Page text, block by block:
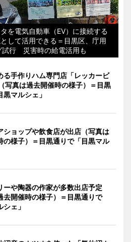
を電気自動車（EV）に接続する
して活用できる＝目黒区、庁用
試行 災害時の給電活用も
る手作りハム専門店「レッカービ
写真は過去開催時の様子）＝目黒
マルシェ」
ショップや飲食店が出店（写真は
の様子）＝目黒通りで「目黒マル
ーや陶器の作家が多数出店予定
去開催時の様子）＝目黒通りで
シェ」